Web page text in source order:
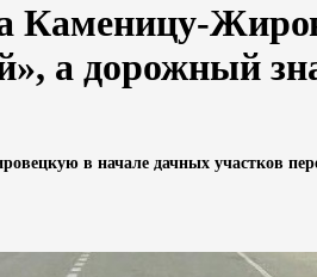
Каменицу-
а дорожный
в начале дачных участков